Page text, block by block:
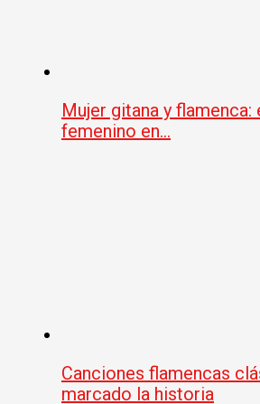
Mujer gitana y
femenino en…
Canciones flamencas
marcado la historia